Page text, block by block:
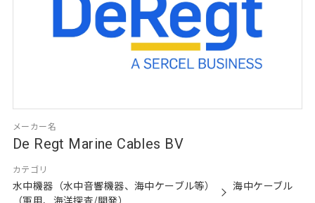
メーカー名
De Regt Marine Cables BV
カテゴリ
水中機器（水中音響機器、海中ケーブル等）
海中ケーブル
（軍用、海洋探査/開発）